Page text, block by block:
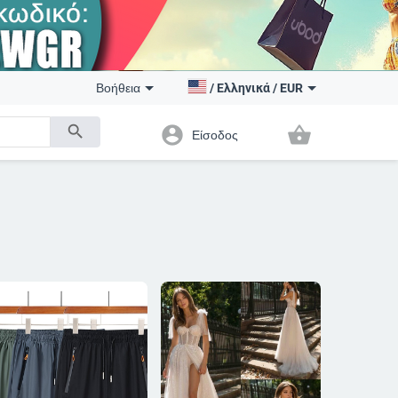
search
Βοήθεια / Ελληνικά/ EUR
account_circle Είσοδος shopping_basket